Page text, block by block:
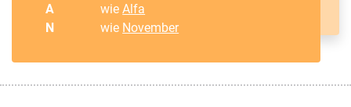
A
wieAlfa
N
wie November